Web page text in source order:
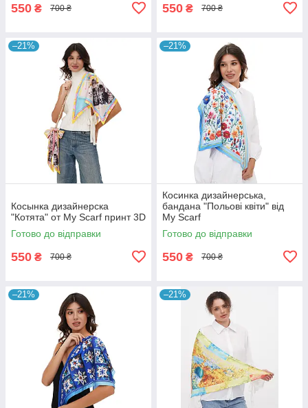
550 ₴ 700 ₴ 550 ₴ 700 ₴
–21%
Косынка дизайнерска
"Котята" от My Scarf принт 3D
Готово до відправки
550 ₴ 700 ₴
–21%
Косинка дизайнерська,
бандана "Польові квіти" від
My Scarf
Готово до відправки
550 ₴ 700 ₴
–21% –21%